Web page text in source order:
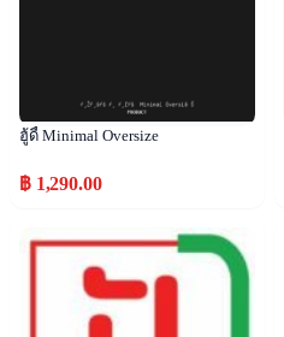
ฮู้ดี้ Minimal Oversize
฿ 1,290.00
Popular